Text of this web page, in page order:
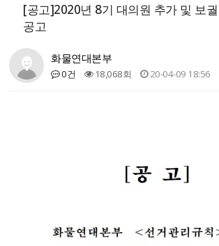
[공고]2020년 8기 대의원 추가 및 보
공고
화물연대본부
0건 18,068회 20-04-09 18:56